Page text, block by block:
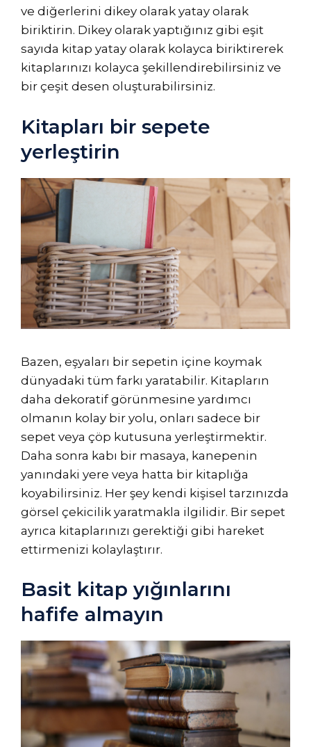
ve diğerlerini dikey olarak yatay olarak
biriktirin. Dikey olarak yaptığınız gibi eşit
sayıda kitap yatay olarak kolayca biriktirerek
kitaplarınızı kolayca şekillendirebilirsiniz ve
bir çeşit desen oluşturabilirsiniz.
Kitapları bir sepete
yerleştirin
Bazen, eşyaları bir sepetin içine koymak
dünyadaki tüm farkı yaratabilir. Kitapların
daha dekoratif görünmesine yardımcı
olmanın kolay bir yolu, onları sadece bir
sepet veya çöp kutusuna yerleştirmektir.
Daha sonra kabı bir masaya, kanepenin
yanındaki yere veya hatta bir kitaplığa
koyabilirsiniz. Her şey kendi kişisel tarzınızda
görsel çekicilik yaratmakla ilgilidir. Bir sepet
ayrıca kitaplarınızı gerektiği gibi hareket
ettirmenizi kolaylaştırır.
Basit kitap yığınlarını
hafife almayın